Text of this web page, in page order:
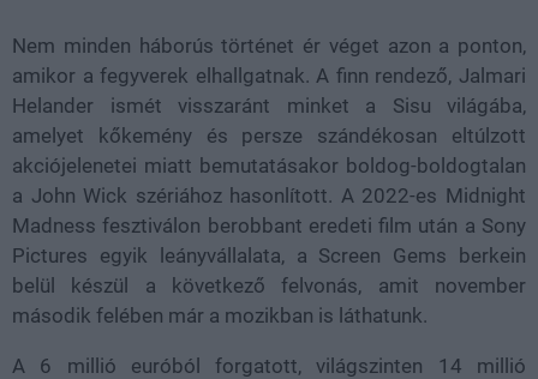
Nem minden háborús történet ér véget azon a ponton,
amikor a fegyverek elhallgatnak. A finn rendező, Jalmari
Helander ismét visszaránt minket a Sisu világába,
amelyet kőkemény és persze szándékosan eltúlzott
akciójelenetei miatt bemutatásakor boldog-boldogtalan
a John Wick szériához hasonlított. A 2022-es Midnight
Madness fesztiválon berobbant eredeti film után a Sony
Pictures egyik leányvállalata, a Screen Gems berkein
belül készül a következő felvonás, amit november
második felében már a mozikban is láthatunk.
A 6 millió euróból forgatott, világszinten 14 millió